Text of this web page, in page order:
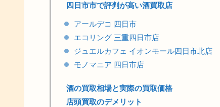
四日市市で評判が高い酒買取店
アールデコ 四日市
エコリング 三重四日市店
ジュエルカフェ イオンモール四日市北店
モノマニア 四日市店
酒の買取相場と実際の買取価格
店頭買取のデメリット